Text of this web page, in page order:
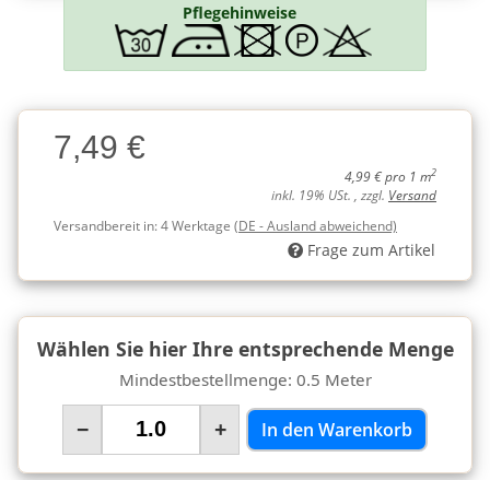
Pflegehinweise
Charge
Charge7,49 €
4,99 € pro 1 m2
inkl. 19% USt. , zzgl. Versand
Versandbereit in:4 Werktage (DE - Ausland abweichend)
Frage zum Artikel
Wählen Sie hier Ihre entsprechende Menge
Mindestbestellmenge: 0.5 Meter
− + In den Warenkorb